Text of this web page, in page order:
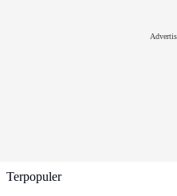
Terpopuler